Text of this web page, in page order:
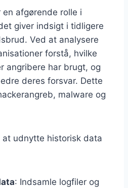
afgørende rolle i
giver indsigt i tidligere
Ved at analysere
forstå, hvilke
angribere har brugt, og
deres forsvar. Dette
malware og
udnytte historisk data
: Indsamle logfiler og